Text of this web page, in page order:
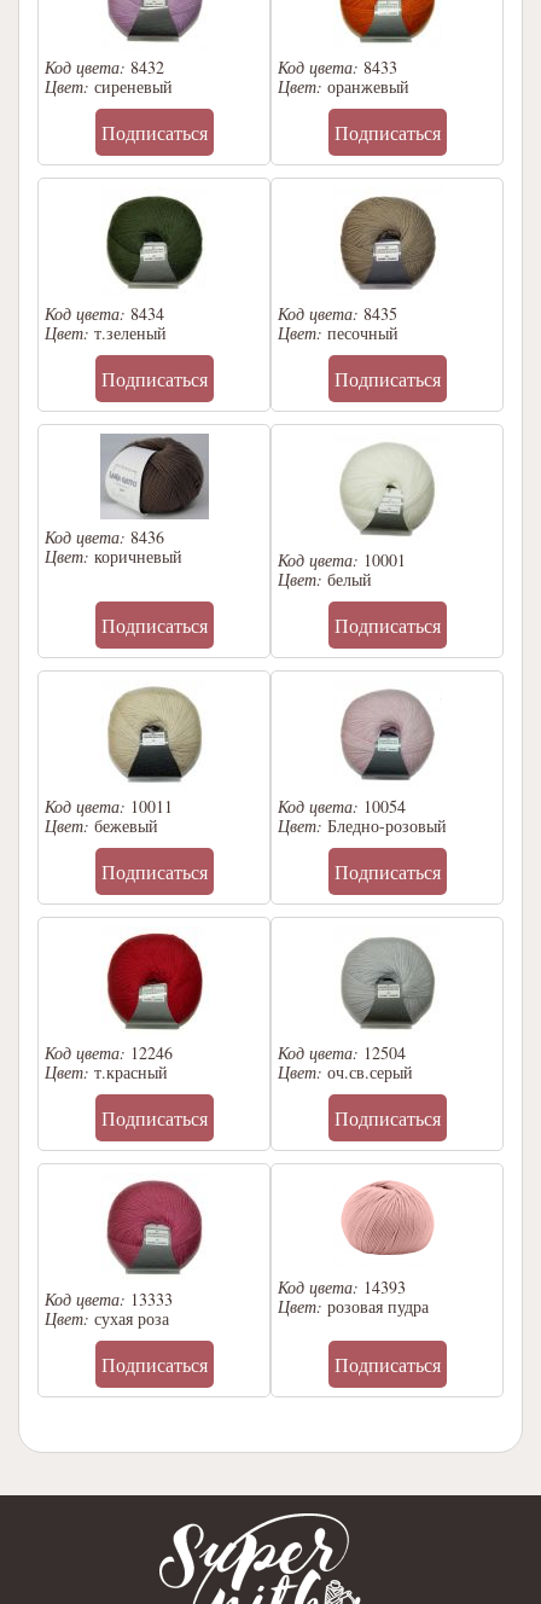
Код цвета: 8432
Цвет: сиреневый
Подписаться
Код цвета: 8433
Цвет: оранжевый
Подписаться
Код цвета: 8434
Цвет: т.зеленый
Подписаться
Код цвета: 8435
Цвет: песочный
Подписаться
Код цвета: 8436
Цвет: коричневый
Подписаться
Код цвета: 10001
Цвет: белый
Подписаться
Код цвета: 10011
Цвет: бежевый
Подписаться
Код цвета: 10054
Цвет: Бледно-розовый
Подписаться
Код цвета: 12246
Цвет: т.красный
Подписаться
Код цвета: 12504
Цвет: оч.св.серый
Подписаться
Код цвета: 13333
Цвет: сухая роза
Подписаться
Код цвета: 14393
Цвет: розовая пудра
Подписаться